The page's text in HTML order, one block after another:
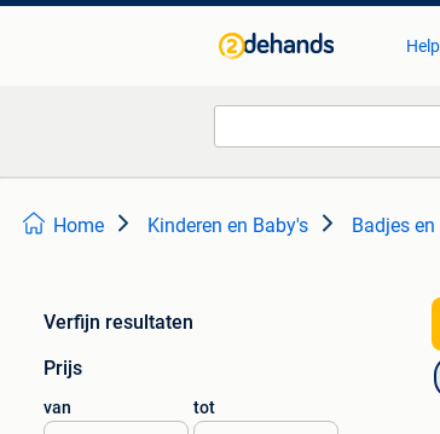
Home Kinderen en Baby's Badjes
Verfijn resultaten
Prijs
van tot